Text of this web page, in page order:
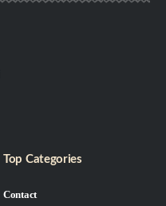
Top Categories
Contact